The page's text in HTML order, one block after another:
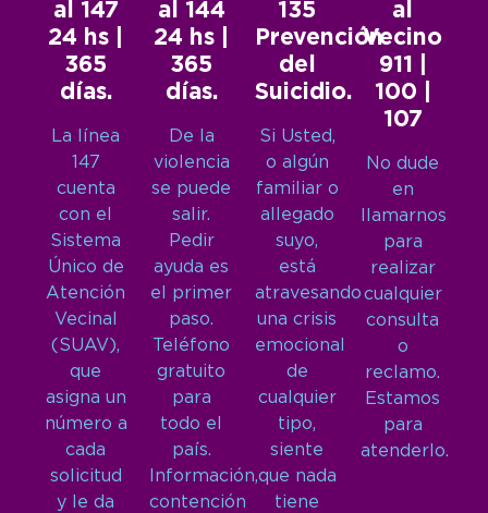
al 147
24 hs |
365
días.
La línea
147
cuenta
con el
Sistema
Único de
Atención
Vecinal
(SUAV),
que
asigna un
número a
cada
solicitud
y le da
al 144
24 hs |
365
días.
De la
violencia
se puede
salir.
Pedir
ayuda es
el primer
paso.
Teléfono
gratuito
para
todo el
país.
Información,
contención
135
Prevención
del
Suicidio.
Si Usted,
o algún
familiar o
allegado
suyo,
está
atravesando
una crisis
emocional
de
cualquier
tipo,
siente
que nada
tiene
al
Vecino
911 |
100 |
107
No dude
en
llamarnos
para
realizar
cualquier
consulta
o
reclamo.
Estamos
para
atenderlo.